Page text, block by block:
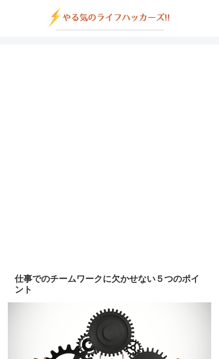
仕事でのチームワークに欠かせない５つのポイ
ント